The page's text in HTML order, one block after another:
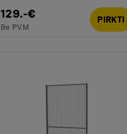
129.-€
Be PVM
PIRKTI